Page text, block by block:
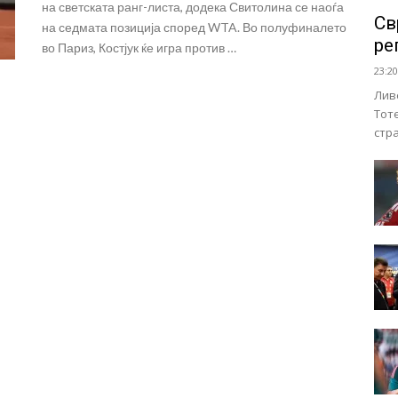
на светската ранг-листа, додека Свитолина се наоѓа
на седмата позиција според WTA. Во полуфиналето
во Париз, Костјук ќе игра против …